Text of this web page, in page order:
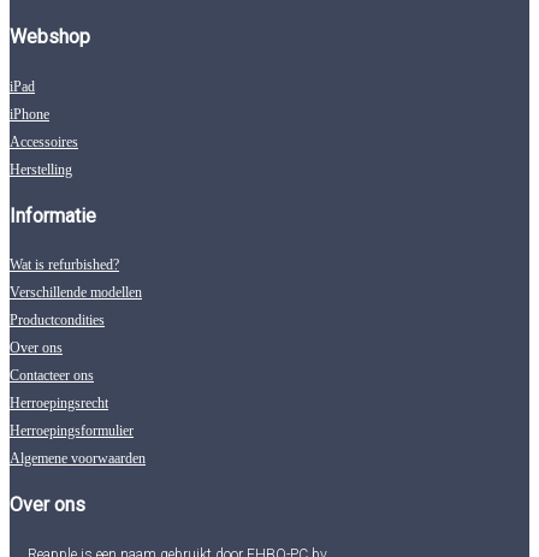
Webshop
iPad
iPhone
Accessoires
Herstelling
Informatie
Wat is refurbished?
Verschillende modellen
Productcondities
Over ons
Contacteer ons
Herroepingsrecht
Herroepingsformulier
Algemene voorwaarden
Over ons